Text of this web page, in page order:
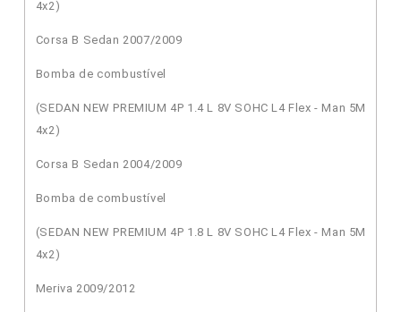
4x2)
Corsa B Sedan 2007/2009
Bomba de combustível
(SEDAN NEW PREMIUM 4P 1.4 L 8V SOHC L4 Flex - Man 5M
4x2)
Corsa B Sedan 2004/2009
Bomba de combustível
(SEDAN NEW PREMIUM 4P 1.8 L 8V SOHC L4 Flex - Man 5M
4x2)
Meriva 2009/2012